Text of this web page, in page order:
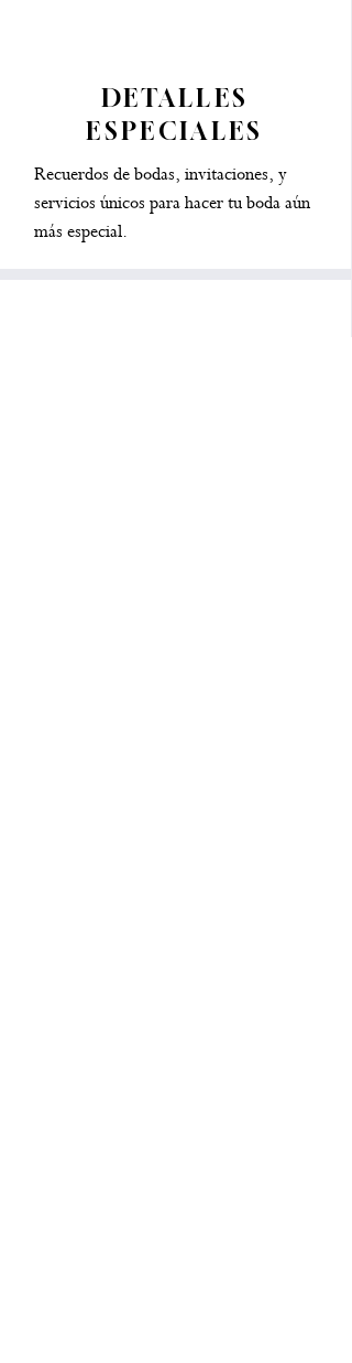
DETALLES
ESPECIALES
Recuerdos de bodas, invitaciones, y
servicios únicos para hacer tu boda aún
más especial.